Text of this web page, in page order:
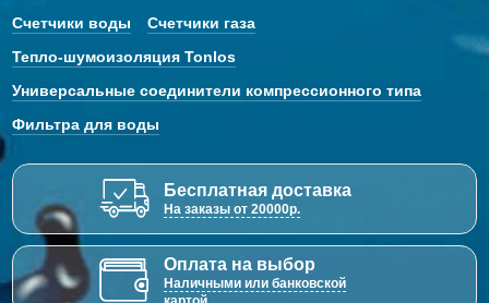
Счетчики воды
Счетчики газа
Тепло-шумоизоляция Tonlos
Универсальные соединители компрессионного типа
Фильтра для воды
Бесплатная доставка
На заказы от 20000р.
Оплата на выбор
Наличными или банковской